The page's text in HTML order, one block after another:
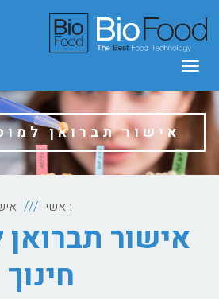
תפריט
אישור תברואן
ראשי
אישור
חינוך